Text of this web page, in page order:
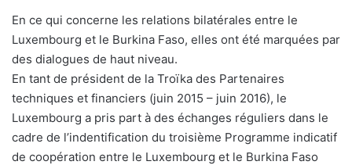
En ce qui concerne les relations bilatérales entre le
Luxembourg et le Burkina Faso, elles ont été marquées par
des dialogues de haut niveau.
En tant de président de la Troïka des Partenaires
techniques et financiers (juin 2015 – juin 2016), le
Luxembourg a pris part à des échanges réguliers dans le
cadre de l’indentification du troisième Programme indicatif
de coopération entre le Luxembourg et le Burkina Faso